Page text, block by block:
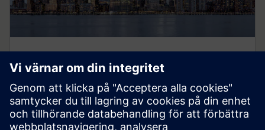
Smart infrastruktur
Vår teknik omvandlar infrastrukturen i snabbhet och
skala, vilket gör det möjligt för samarbetsekosystem
att påskynda våra kunders digitala resa.